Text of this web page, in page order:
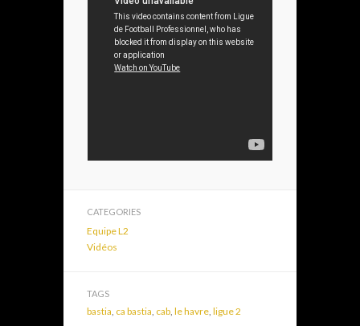
CATEGORIES
Equipe L2
Vidéos
TAGS
bastia, ca bastia, cab, le havre, ligue 2